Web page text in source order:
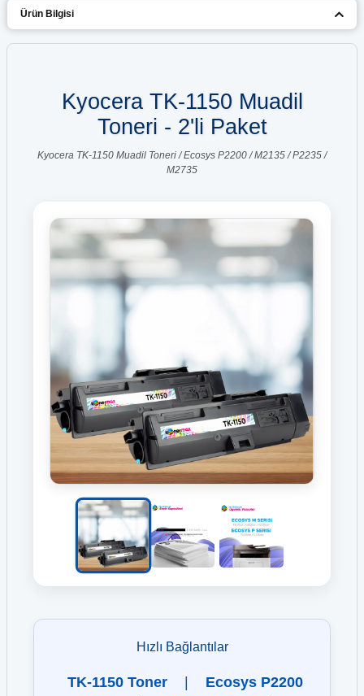
Ürün Bilgisi
Kyocera TK-1150 Muadil
Toneri - 2'li Paket
Kyocera TK-1150 Muadil Toneri / Ecosys P2200 / M2135 / P2235 /
M2735
Hızlı Bağlantılar
TK-1150 Toner
Ecosys P2200